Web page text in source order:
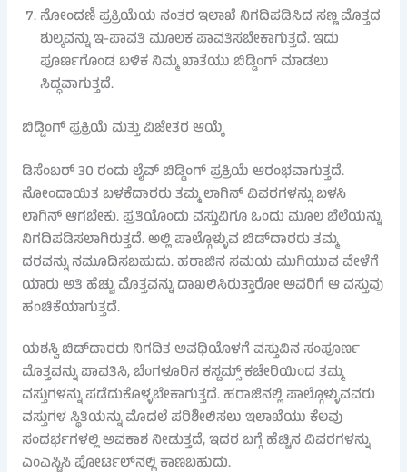
ನೋಂದಣಿ ಪ್ರಕ್ರಿಯೆಯ ನಂತರ ಇಲಾಖೆ ನಿಗದಿಪಡಿಸಿದ ಸಣ್ಣ ಮೊತ್ತದ
ಶುಲ್ಕವನ್ನು ಇ-ಪಾವತಿ ಮೂಲಕ ಪಾವತಿಸಬೇಕಾಗುತ್ತದೆ. ಇದು
ಪೂರ್ಣಗೊಂಡ ಬಳಿಕ ನಿಮ್ಮ ಖಾತೆಯು ಬಿಡ್ಡಿಂಗ್ ಮಾಡಲು
ಸಿದ್ಧವಾಗುತ್ತದೆ.
ಬಿಡ್ಡಿಂಗ್ ಪ್ರಕ್ರಿಯೆ ಮತ್ತು ವಿಜೇತರ ಆಯ್ಕೆ
ಡಿಸೆಂಬರ್ 30 ರಂದು ಲೈವ್ ಬಿಡ್ಡಿಂಗ್ ಪ್ರಕ್ರಿಯೆ ಆರಂಭವಾಗುತ್ತದೆ.
ನೋಂದಾಯಿತ ಬಳಕೆದಾರರು ತಮ್ಮ ಲಾಗಿನ್ ವಿವರಗಳನ್ನು ಬಳಸಿ
ಲಾಗಿನ್ ಆಗಬೇಕು. ಪ್ರತಿಯೊಂದು ವಸ್ತುವಿಗೂ ಒಂದು ಮೂಲ ಬೆಲೆಯನ್ನು
ನಿಗದಿಪಡಿಸಲಾಗಿರುತ್ತದೆ. ಅಲ್ಲಿ ಪಾಲ್ಗೊಳ್ಳುವ ಬಿಡ್‌ದಾರರು ತಮ್ಮ
ದರವನ್ನು ನಮೂದಿಸಬಹುದು. ಹರಾಜಿನ ಸಮಯ ಮುಗಿಯುವ ವೇಳೆಗೆ
ಯಾರು ಅತಿ ಹೆಚ್ಚು ಮೊತ್ತವನ್ನು ದಾಖಲಿಸಿರುತ್ತಾರೋ ಅವರಿಗೆ ಆ ವಸ್ತುವು
ಹಂಚಿಕೆಯಾಗುತ್ತದೆ.
ಯಶಸ್ವಿ ಬಿಡ್‌ದಾರರು ನಿಗದಿತ ಅವಧಿಯೊಳಗೆ ವಸ್ತುವಿನ ಸಂಪೂರ್ಣ
ಮೊತ್ತವನ್ನು ಪಾವತಿಸಿ, ಬೆಂಗಳೂರಿನ ಕಸ್ಟಮ್ಸ್ ಕಚೇರಿಯಿಂದ ತಮ್ಮ
ವಸ್ತುಗಳನ್ನು ಪಡೆದುಕೊಳ್ಳಬೇಕಾಗುತ್ತದೆ. ಹರಾಜಿನಲ್ಲಿ ಪಾಲ್ಗೊಳ್ಳುವವರು
ವಸ್ತುಗಳ ಸ್ಥಿತಿಯನ್ನು ಮೊದಲೆ ಪರಿಶೀಲಿಸಲು ಇಲಾಖೆಯು ಕೆಲವು
ಸಂದರ್ಭಗಳಲ್ಲಿ ಅವಕಾಶ ನೀಡುತ್ತದೆ, ಇದರ ಬಗ್ಗೆ ಹೆಚ್ಚಿನ ವಿವರಗಳನ್ನು
ಎಂಎಸ್ಟಿಸಿ ಪೋರ್ಟಲ್‌ನಲ್ಲಿ ಕಾಣಬಹುದು.